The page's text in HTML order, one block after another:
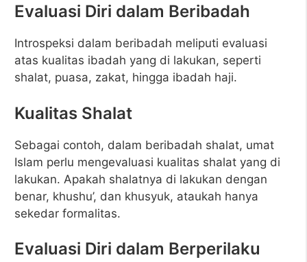
Evaluasi Diri dalam Beribadah
Introspeksi dalam beribadah meliputi evaluasi
atas kualitas ibadah yang di lakukan, seperti
shalat, puasa, zakat, hingga ibadah haji.
Kualitas Shalat
Sebagai contoh, dalam beribadah shalat, umat
Islam perlu mengevaluasi kualitas shalat yang di
lakukan. Apakah shalatnya di lakukan dengan
benar, khushu’, dan khusyuk, ataukah hanya
sekedar formalitas.
Evaluasi Diri dalam Berperilaku